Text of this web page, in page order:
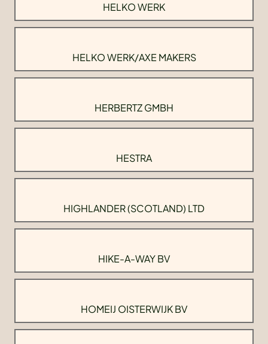
HELKO WERK
HELKO WERK/AXE MAKERS
HERBERTZ GMBH
HESTRA
HIGHLANDER (SCOTLAND) LTD
HIKE-A-WAY BV
HOMEIJ OISTERWIJK BV